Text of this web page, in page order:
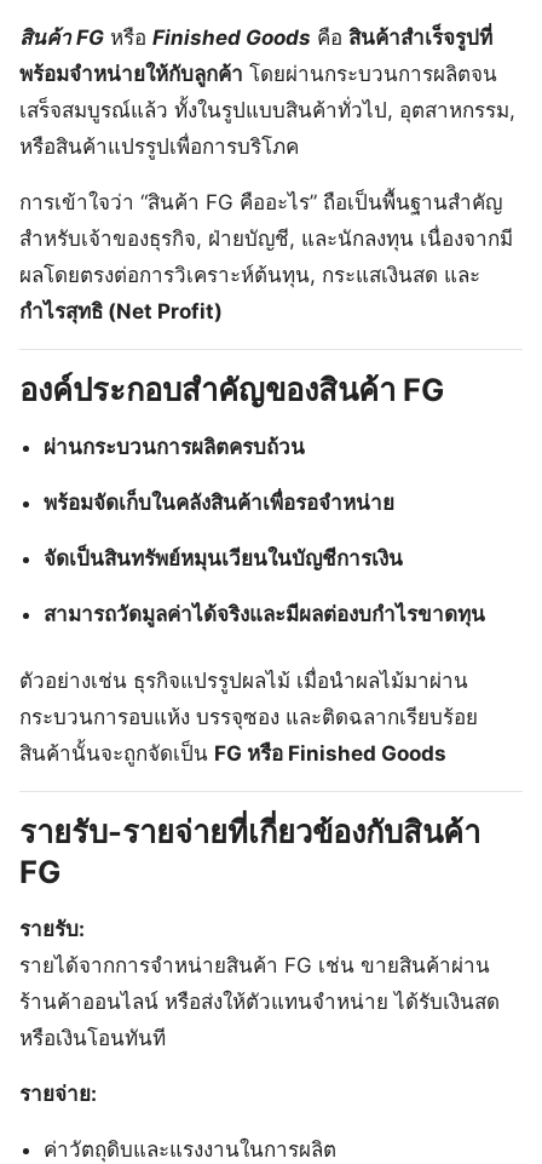
สินค้า FG หรือ Finished Goods คือ สินค้าสำเร็จรูปที่
พร้อมจำหน่ายให้กับลูกค้า โดยผ่านกระบวนการผลิตจน
เสร็จสมบูรณ์แล้ว ทั้งในรูปแบบสินค้าทั่วไป, อุตสาหกรรม,
หรือสินค้าแปรรูปเพื่อการบริโภค
การเข้าใจว่า “สินค้า FG คืออะไร” ถือเป็นพื้นฐานสำคัญ
สำหรับเจ้าของธุรกิจ, ฝ่ายบัญชี, และนักลงทุน เนื่องจากมี
ผลโดยตรงต่อการวิเคราะห์ต้นทุน, กระแสเงินสด และ
กำไรสุทธิ (Net Profit)
องค์ประกอบสำคัญของสินค้า FG
ผ่านกระบวนการผลิตครบถ้วน
พร้อมจัดเก็บในคลังสินค้าเพื่อรอจำหน่าย
จัดเป็นสินทรัพย์หมุนเวียนในบัญชีการเงิน
สามารถวัดมูลค่าได้จริงและมีผลต่องบกำไรขาดทุน
ตัวอย่างเช่น ธุรกิจแปรรูปผลไม้ เมื่อนำผลไม้มาผ่าน
กระบวนการอบแห้ง บรรจุซอง และติดฉลากเรียบร้อย
สินค้านั้นจะถูกจัดเป็น FG หรือ Finished Goods
รายรับ-รายจ่ายที่เกี่ยวข้องกับสินค้า
FG
รายรับ:
รายได้จากการจำหน่ายสินค้า FG เช่น ขายสินค้าผ่าน
ร้านค้าออนไลน์ หรือส่งให้ตัวแทนจำหน่าย ได้รับเงินสด
หรือเงินโอนทันที
รายจ่าย:
ค่าวัตถุดิบและแรงงานในการผลิต